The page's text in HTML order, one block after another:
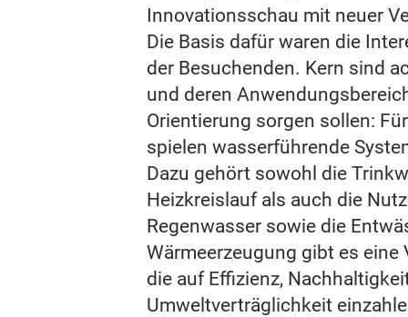
Innovationsschau mit neuer
Die Basis dafür waren die
der Besuchenden. Kern sind
und deren
Orientierung sorgen sollen:
spielen wasserführende
Dazu gehört sowohl die
Heizkreislauf als auch die
Regenwasser sowie die
Wärmeerzeugung gibt es eine
die auf Effizienz,
Umweltverträglichkeit